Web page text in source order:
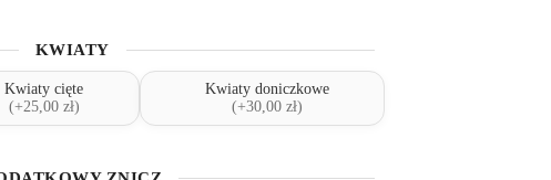
KWIATY
Kwiaty cięte
(+25,00 zł)
Kwiaty doniczkowe
(+30,00 zł)